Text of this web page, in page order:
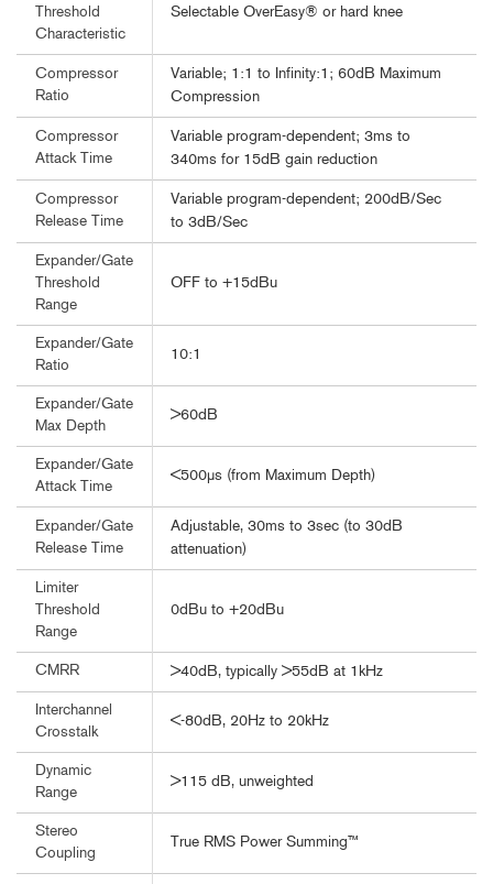
Threshold
Characteristic
Selectable OverEasy® or hard knee
Compressor
Ratio
Variable; 1:1 to Infinity:1; 60dB Maximum
Compression
Compressor
Attack Time
Variable program-dependent; 3ms to
340ms for 15dB gain reduction
Compressor
Release Time
Variable program-dependent; 200dB/Sec
to 3dB/Sec
Expander/Gate
Threshold
Range
OFF to +15dBu
Expander/Gate
Ratio
10:1
Expander/Gate
Max Depth
>60dB
Expander/Gate
Attack Time
<500µs (from Maximum Depth)
Expander/Gate
Release Time
Adjustable, 30ms to 3sec (to 30dB
attenuation)
Limiter
Threshold
Range
0dBu to +20dBu
CMRR >40dB, typically >55dB at 1kHz
Interchannel
Crosstalk
<-80dB, 20Hz to 20kHz
Dynamic
Range
>115 dB, unweighted
Stereo
Coupling
True RMS Power Summing™